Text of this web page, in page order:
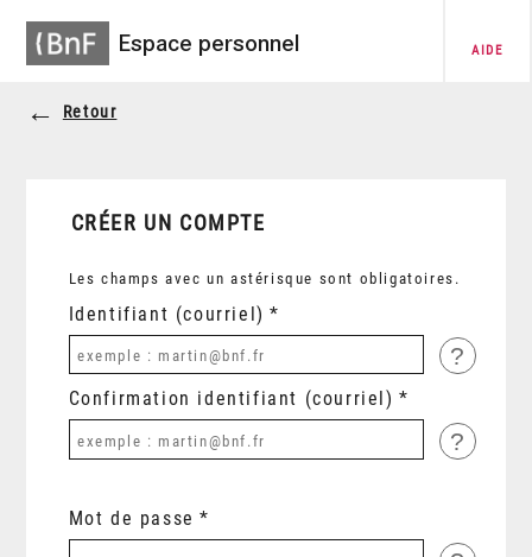
Espace personnel AIDE
Retour
CRÉER UN COMPTE
Les champs avec un astérisque sont obligatoires.
Identifiant (courriel)
?
Confirmation identifiant (courriel)
?
Mot de passe